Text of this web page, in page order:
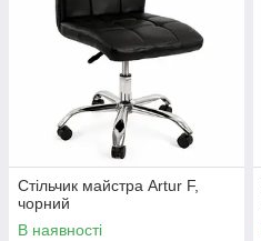
Стільчик майстра Artur F,
чорний
В наявності